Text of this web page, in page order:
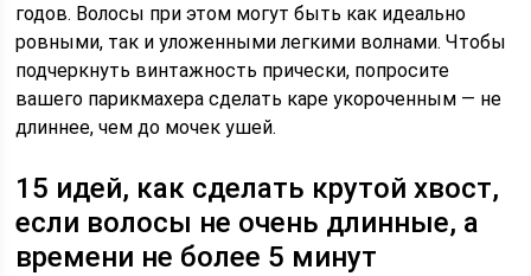
годов. Волосы при этом могут быть как идеально
ровными, так и уложенными легкими волнами. Чтобы
подчеркнуть винтажность прически, попросите
вашего парикмахера сделать каре укороченным — не
длиннее, чем до мочек ушей.
15 идей, как сделать крутой хвост,
если волосы не очень длинные, а
времени не более 5 минут